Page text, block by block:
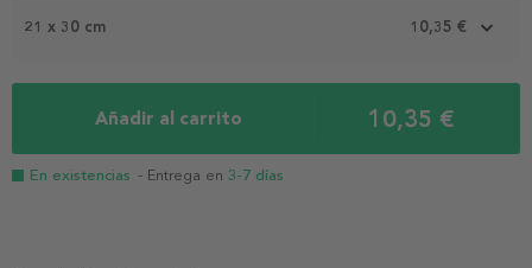
21 x 30 cm 10,35 €
Añadir al carrito 10,35 €
En existencias - Entrega en 3-7 días